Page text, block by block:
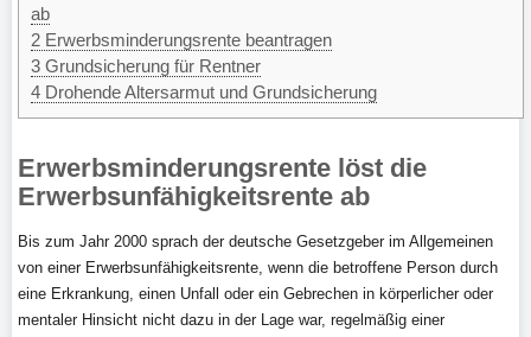
ab
2 Erwerbsminderungsrente beantragen
3 Grundsicherung für Rentner
4 Drohende Altersarmut und Grundsicherung
Erwerbsminderungsrente löst die
Erwerbsunfähigkeitsrente ab
Bis zum Jahr 2000 sprach der deutsche Gesetzgeber im Allgemeinen
von einer Erwerbsunfähigkeitsrente, wenn die betroffene Person durch
eine Erkrankung, einen Unfall oder ein Gebrechen in körperlicher oder
mentaler Hinsicht nicht dazu in der Lage war, regelmäßig einer